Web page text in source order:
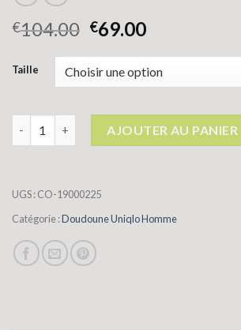
€104.00 €69.00
Taille
AJOUTER AU PANIER
UGS :CO-19000225
Catégorie :Doudoune Uniqlo Homme